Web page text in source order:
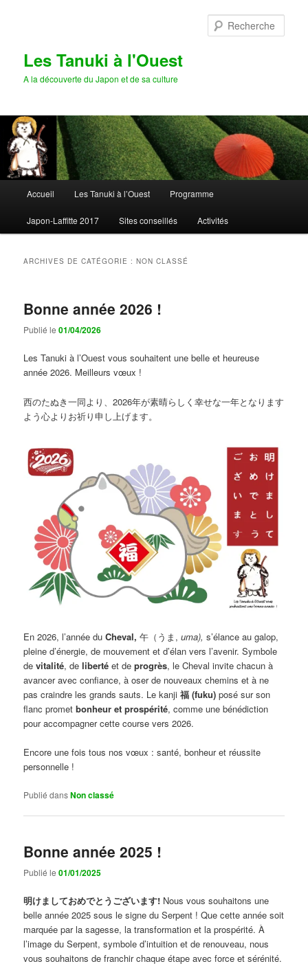
Les Tanuki à l'Ouest
A la découverte du Japon et de sa culture
principal
Accueil Les Tanuki à l’Ouest Programme
Japon-Laffitte 2017 Sites conseillés Activités
ARCHIVES DE CATÉGORIE :NON CLASSÉ
Bonne année 2026 !
Publié le01/04/2026
Les Tanuki à l’Ouest vous souhaitent une belle et heureuse
année 2026. Meilleurs vœux !
西のたぬき一同より、2026年が素晴らしく幸せな一年となります
よう心よりお祈り申し上げます。
En 2026, l’année duCheval, 午（うま,uma), s’élance au galop,
pleine d’énergie, de mouvement et d’élan vers l’avenir. Symbole
devitalité, deliberté et deprogrès, le Cheval invite chacun à
avancer avec confiance, à oser de nouveaux chemins et à ne
pas craindre les grands sauts. Le kanji福 (fuku) posé sur son
flanc prometbonheur et prospérité, comme une bénédiction
pour accompagner cette course vers 2026.
Encore une fois tous nos vœux : santé, bonheur et réussite
personnelle !
Publié dansNon classé
Bonne année 2025 !
Publié le01/01/2025
明けましておめでとうございます! Nous vous souhaitons une
belle année 2025 sous le signe du Serpent ! Que cette année soit
marquée par la sagesse, la transformation et la prospérité. À
l’image du Serpent, symbole d’intuition et de renouveau, nous
vous souhaitons de franchir chaque étape avec force et sérénité.